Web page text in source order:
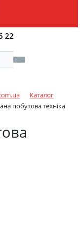
22
Каталог
побутова техніка